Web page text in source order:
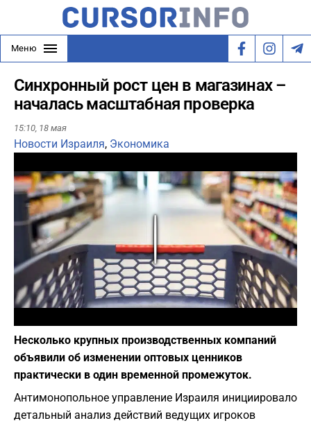
Меню
Синхронный рост цен в магазинах –
началась масштабная проверка
15:10, 18 мая
Новости Израиля, Экономика
Play
Несколько крупных производственных компаний
объявили об изменении оптовых ценников
практически в один временной промежуток.
Антимонопольное управление Израиля инициировало
детальный анализ действий ведущих игроков